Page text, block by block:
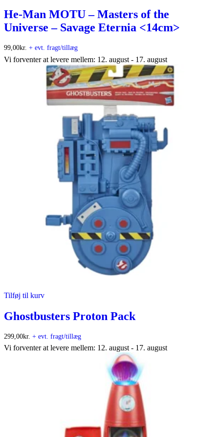
He-Man MOTU – Masters of the
Universe – Savage Eternia <14cm>
99,00kr. + evt. fragt/tillæg
Vi forventer at levere mellem: 12. august - 17. august
Tilføj til kurv
Ghostbusters Proton Pack
299,00kr. + evt. fragt/tillæg
Vi forventer at levere mellem: 12. august - 17. august